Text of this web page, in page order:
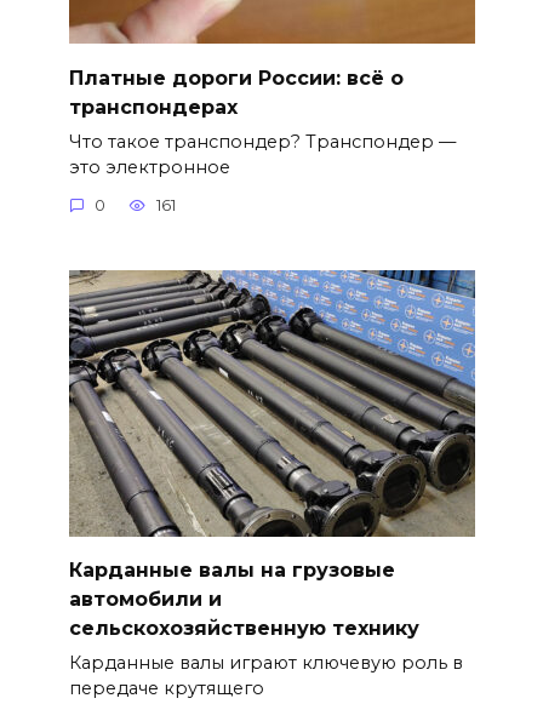
Платные дороги России: всё о
транспондерах
Что такое транспондер? Транспондер —
это электронное
0 161
Карданные валы на грузовые
автомобили и
сельскохозяйственную технику
Карданные валы играют ключевую роль в
передаче крутящего